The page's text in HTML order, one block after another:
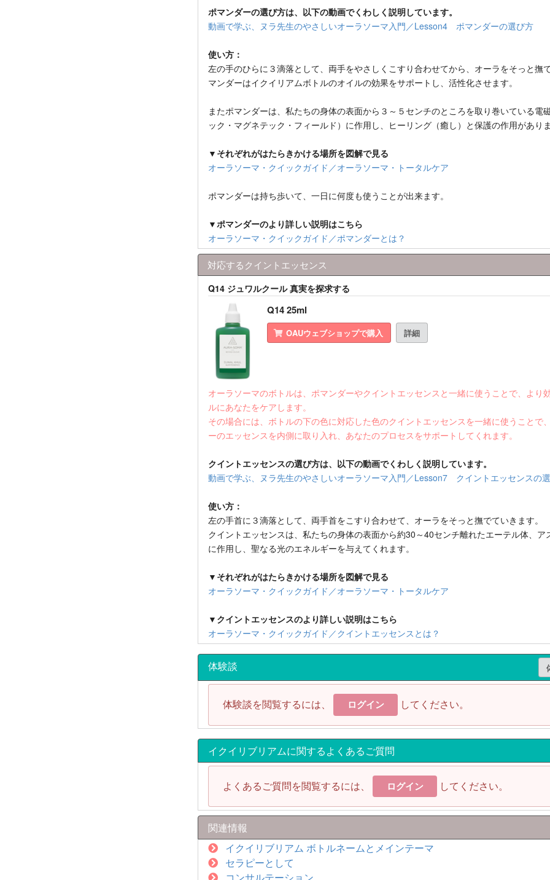
ポマンダーの選び方は、以下の動画でくわしく説明しています。
動画で学ぶ、ヌラ先生のやさしいオーラソーマ入門／Lesson4 ポマンダーの選び方
使い方：
左の手のひらに３滴落として、両手をやさしくこすり合わせてから、オーラをそっと撫
マンダーはイクイリアムボトルのオイルの効果をサポートし、活性化させます。
またポマンダーは、私たちの身体の表面から３～５センチのところを取り巻いている電
ック・マグネテック・フィールド）に作用し、ヒーリング（癒し）と保護の作用がありま
▼それぞれがはたらきかける場所を図解で見る
オーラソーマ・クイックガイド／オーラソーマ・トータルケア
ポマンダーは持ち歩いて、一日に何度も使うことが出来ます。
▼ポマンダーのより詳しい説明はこちら
オーラソーマ・クイックガイド／ポマンダーとは？
対応するクイントエッセンス
Q14 ジュワルクール 真実を探求する
Q14 25ml
OAUウェブショップで購入 詳細
オーラソーマのボトルは、ポマンダーやクイントエッセンスと一緒に使うことで、より
ルにあなたをケアします。
その場合には、ボトルの下の色に対応した色のクイントエッセンスを一緒に使うことで
ーのエッセンスを内側に取り入れ、あなたのプロセスをサポートしてくれます。
クイントエッセンスの選び方は、以下の動画でくわしく説明しています。
動画で学ぶ、ヌラ先生のやさしいオーラソーマ入門／Lesson7 クイントエッセンスの
使い方：
左の手首に３滴落として、両手首をこすり合わせて、オーラをそっと撫でていきます。
クイントエッセンスは、私たちの身体の表面から約30～40センチ離れたエーテル体、ア
に作用し、聖なる光のエネルギーを与えてくれます。
▼それぞれがはたらきかける場所を図解で見る
オーラソーマ・クイックガイド／オーラソーマ・トータルケア
▼クイントエッセンスのより詳しい説明はこちら
オーラソーマ・クイックガイド／クイントエッセンスとは？
体験談
体験談を閲覧するには、 ログイン してください。
イクイリブリアムに関するよくあるご質問
よくあるご質問を閲覧するには、 ログイン してください。
関連情報
イクイリブリアム ボトルネームとメインテーマ
セラピーとして
コンサルテーション